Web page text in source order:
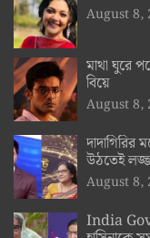
August 8,
মাথা ঘুরে
বিয়ে
August 8,
দাদাগিরির
উঠতেই
August 8,
India